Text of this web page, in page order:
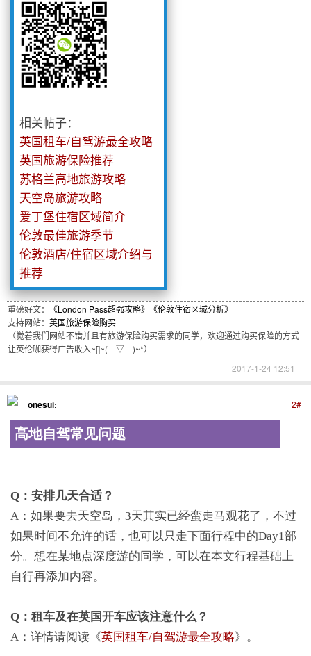
相关帖子：
英国租车/自驾游最全攻略
英国旅游保险推荐
苏格兰高地旅游攻略
天空岛旅游攻略
爱丁堡住宿区域简介
伦敦最佳旅游季节
伦敦酒店/住宿区域介绍与
推荐
重磅好文： 《London Pass超强攻略》
《伦敦住宿区域分析》
支持网站： 英国旅游保险购买
（觉着我们网站不错并且有旅游保险购买需求的同学，欢迎通过购买保险的方式
让英伦咖获得广告收入~[]~(￣▽￣)~*）
2017-1-24 12:51
2#
onesui:
高地自驾常见问题
Q：安排几天合适？
A：如果要去天空岛，3天其实已经蛮走马观花了，不过
如果时间不允许的话，也可以只走下面行程中的Day1部
分。想在某地点深度游的同学，可以在本文行程基础上
自行再添加内容。
Q：租车及在英国开车应该注意什么？
A：详情请阅读《英国租车/自驾游最全攻略》。